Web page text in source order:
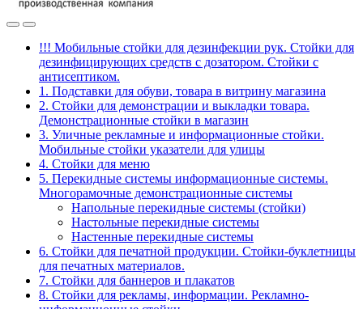
!!! Мобильные стойки для дезинфекции рук. Стойки для
дезинфицирующих средств с дозатором. Стойки с
антисептиком.
1. Подставки для обуви, товара в витрину магазина
2. Стойки для демонстрации и выкладки товара.
Демонстрационные стойки в магазин
3. Уличные рекламные и информационные стойки.
Мобильные стойки указатели для улицы
4. Стойки для меню
5. Перекидные системы информационные системы.
Многорамочные демонстрационные системы
Напольные перекидные системы (стойки)
Настольные перекидные системы
Настенные перекидные системы
6. Стойки для печатной продукции. Стойки-буклетницы
для печатных материалов.
7. Стойки для баннеров и плакатов
8. Стойки для рекламы, информации. Рекламно-